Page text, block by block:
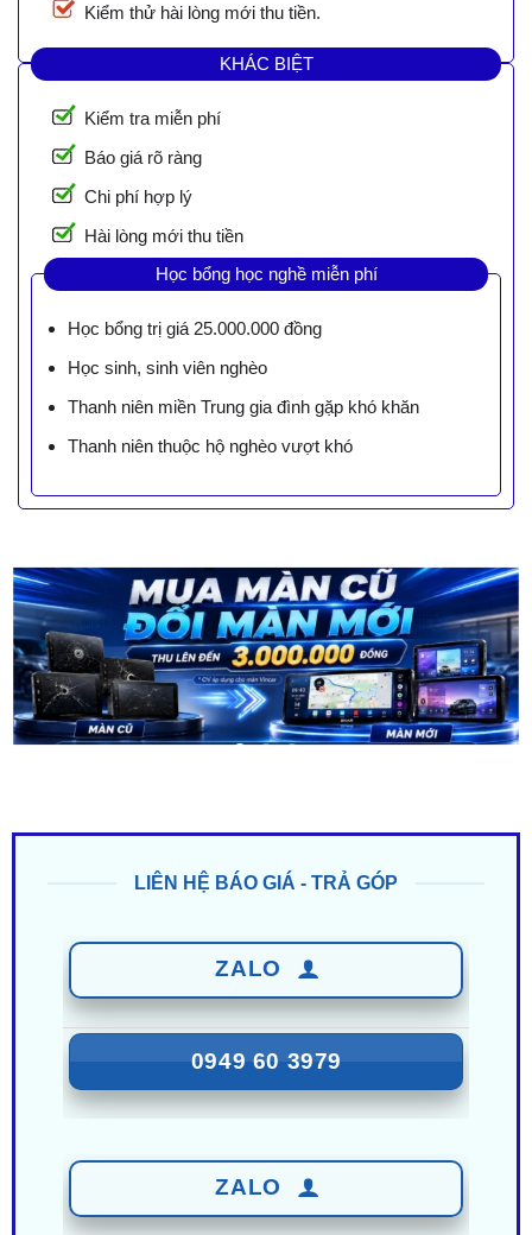
Kiểm thử hài lòng mới thu tiền.
KHÁC BIỆT
Kiểm tra miễn phí
Báo giá rõ ràng
Chi phí hợp lý
Hài lòng mới thu tiền
Học bổng học nghề miễn phí
Học bổng trị giá 25.000.000 đồng
Học sinh, sinh viên nghèo
Thanh niên miền Trung gia đình gặp khó khăn
Thanh niên thuộc hộ nghèo vượt khó
0949 60 3979
0987 801 029